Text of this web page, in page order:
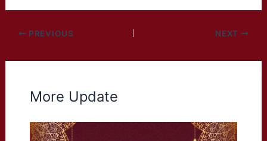
PREVIOUS NEXT
More Update